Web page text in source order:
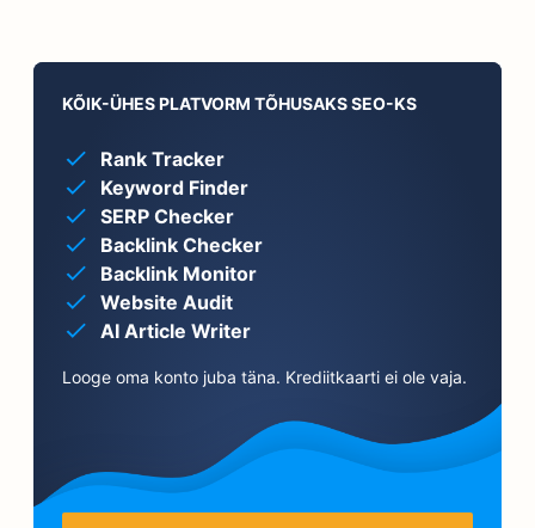
KÕIK-ÜHES PLATVORM TÕHUSAKS SEO-KS
Rank Tracker
Keyword Finder
SERP Checker
Backlink Checker
Backlink Monitor
Website Audit
AI Article Writer
Looge oma konto juba täna. Krediitkaarti ei ole vaja.